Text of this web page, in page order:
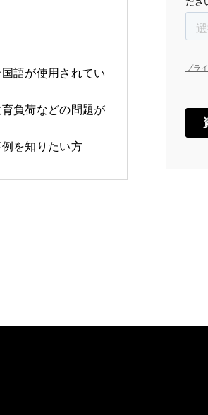
語が使用されてい
負荷などの問題が
を知りたい方